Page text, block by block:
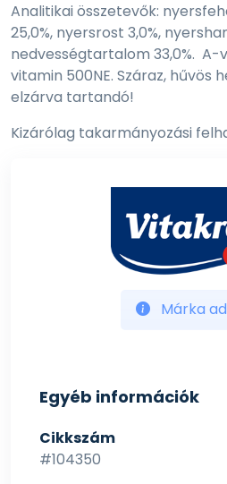
Analitikai összetevők:
25,0%, nyersrost 3,0%,
nedvességtartalom 33,0%. A-
vitamin 500NE. Száraz, hűvös
elzárva tartandó!
Kizárólag takarmányozási
Márka
Egyéb információk
Cikkszám
#104350